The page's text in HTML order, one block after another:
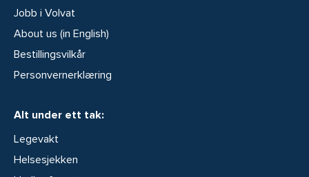
Jobb i Volvat
About us (in English)
Bestillingsvilkår
Personvernerklæring
Alt under ett tak:
Legevakt
Helsesjekken